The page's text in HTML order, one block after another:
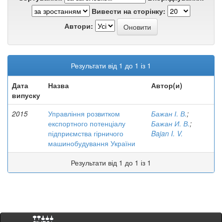
Вивести на сторінку:
Автори:
Результати від 1 до 1 із 1
Дата
випуску
Назва Автор(и)
2015
Управління розвитком
експортного потенціалу
підприємства гірничого
машинобудування України
Бажан І. В.;
Бажан И. В.;
Bajan I. V.
Результати від 1 до 1 із 1